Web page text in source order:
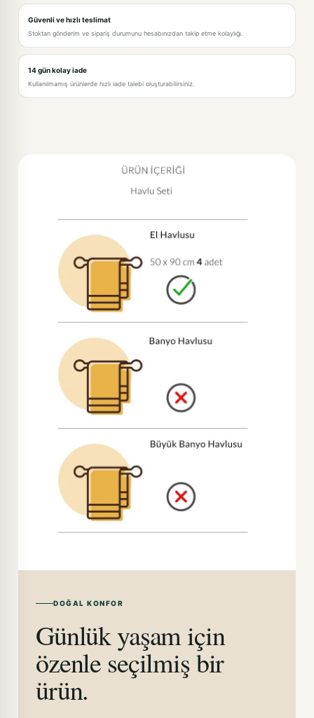
Güvenli ve hızlı teslimat
Stoktan gönderim ve sipariş durumunu hesabınızdan takip etme kolaylığı.
14 gün kolay iade
Kullanılmamış ürünlerde hızlı iade talebi oluşturabilirsiniz.
DOĞAL KONFOR
Günlük yaşam için
özenle seçilmiş bir
ürün.